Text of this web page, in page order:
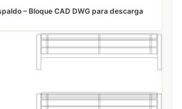
– Bloque CAD DWG para descarga